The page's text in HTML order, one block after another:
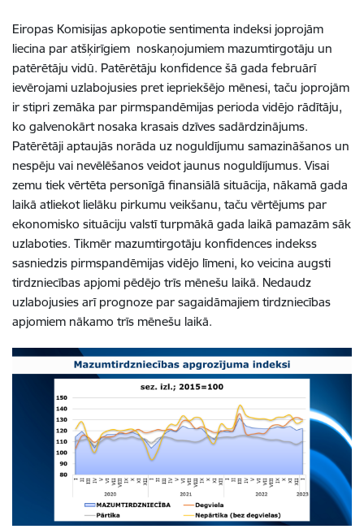
Eiropas Komisijas apkopotie sentimenta indeksi joprojām
liecina par atšķirīgiem noskaņojumiem mazumtirgotāju un
patērētāju vidū. Patērētāju konfidence šā gada februārī
ievērojami uzlabojusies pret iepriekšējo mēnesi, taču joprojām
ir stipri zemāka par pirmspandēmijas perioda vidējo rādītāju,
ko galvenokārt nosaka krasais dzīves sadārdzinājums.
Patērētāji aptaujās norāda uz noguldījumu samazināšanos un
nespēju vai nevēlēšanos veidot jaunus noguldījumus. Visai
zemu tiek vērtēta personīgā finansiālā situācija, nākamā gada
laikā atliekot lielāku pirkumu veikšanu, taču vērtējums par
ekonomisko situāciju valstī turpmākā gada laikā pamazām sāk
uzlaboties. Tikmēr mazumtirgotāju konfidences indekss
sasniedzis pirmspandēmijas vidējo līmeni, ko veicina augsti
tirdzniecības apjomi pēdējo trīs mēnešu laikā. Nedaudz
uzlabojusies arī prognoze par sagaidāmajiem tirdzniecības
apjomiem nākamo trīs mēnešu laikā.